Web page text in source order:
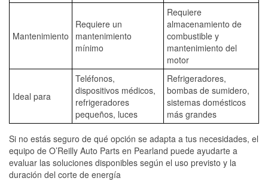
Mantenimiento
Requiere un
mantenimiento
mínimo
Requiere
almacenamiento de
combustible y
mantenimiento del
motor
Ideal para
Teléfonos,
dispositivos médicos,
refrigeradores
pequeños, luces
Refrigeradores,
bombas de sumidero,
sistemas domésticos
más grandes
Si no estás seguro de qué opción se adapta a tus necesidades, el
equipo de O’Reilly Auto Parts en Pearland puede ayudarte a
evaluar las soluciones disponibles según el uso previsto y la
duración del corte de energía